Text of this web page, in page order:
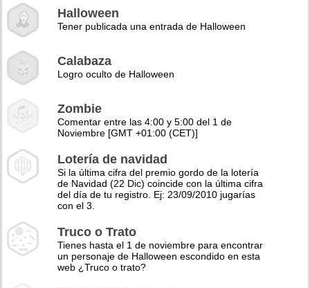
Halloween
Tener publicada una entrada de Halloween
Calabaza
Logro oculto de Halloween
Zombie
Comentar entre las 4:00 y 5:00 del 1 de
Noviembre [GMT +01:00 (CET)]
Lotería de navidad
Si la última cifra del premio gordo de la lotería
de Navidad (22 Dic) coincide con la última cifra
del día de tu registro. Ej: 23/09/2010 jugarías
con el 3.
Truco o Trato
Tienes hasta el 1 de noviembre para encontrar
un personaje de Halloween escondido en esta
web ¿Truco o trato?